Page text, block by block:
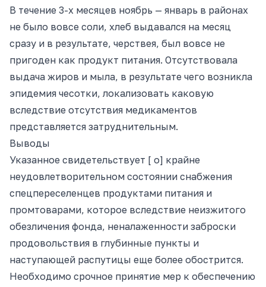
В течение 3-х месяцев ноябрь — январь в районах
не было вовсе соли, хлеб выдавался на месяц
сразу и в результате, черствея, был вовсе не
пригоден как продукт питания. Отсутствовала
выдача жиров и мыла, в результате чего возникла
эпидемия чесотки, локализовать каковую
вследствие отсутствия медикаментов
представляется затруднительным.
Выводы
Указанное свидетельствует [ о] крайне
неудовлетворительном состоянии снабжения
спецпереселенцев продуктами питания и
промтоварами, которое вследствие неизжитого
обезличения фонда, неналаженности заброски
продовольствия в глубинные пункты и
наступающей распутицы еще более обострится.
Необходимо срочное принятие мер к обеспечению